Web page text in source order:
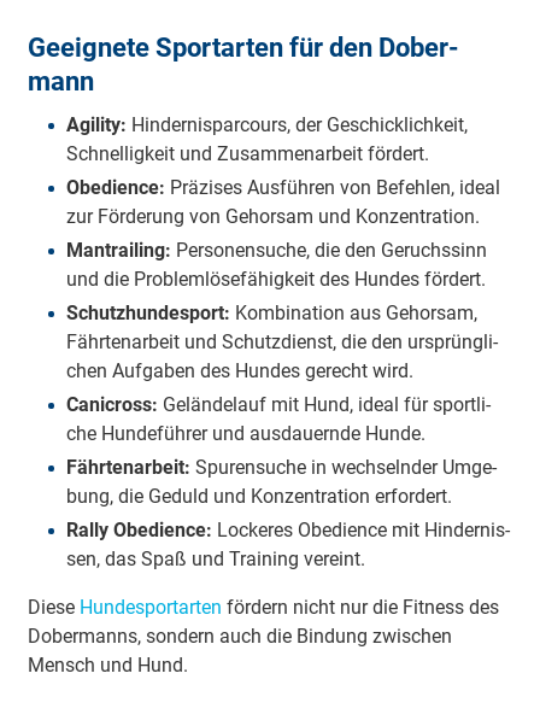
Ge­eig­ne­te Sport­ar­ten für den Do­ber­
mann
Agility: Hin­der­nis­par­cours, der Ge­schick­lich­keit,
Schnell­ig­keit und Zu­sam­men­ar­beit för­dert.
Obedience: Prä­zi­ses Aus­füh­ren von Be­feh­len, idea­l
zur För­de­rung von Ge­hor­sam und Kon­zen­tra­tion.
Mantrailing: Per­so­nen­su­che, die den Ge­ruchs­sinn
und die Pro­blem­lös­e­fä­hig­keit des Hun­des för­dert.
Schutzhundesport: Kom­bi­na­tion aus Ge­hor­sam,
Fähr­ten­ar­beit und Schutz­dienst, die den ur­sprüng­li­
chen Auf­ga­ben des Hun­des ge­recht wird.
Canicross: Ge­län­de­lauf mit Hund, idea­l für sport­li­
che Hun­de­füh­rer und aus­dauer­n­de Hun­de.
Fährtenarbeit: Spuren­suche in wech­seln­der Um­ge­
bung, die Ge­duld und Kon­zen­tra­tion er­for­dert.
Rally Obedience: Lo­cke­res Obedience mit Hin­der­nis­
sen, das Spaß und Trai­ning ver­eint.
Die­se Hundesportarten för­dern nicht nur die Fit­ness des
Do­ber­manns, son­dern auch die Bin­dung zwi­schen
Mensch und Hund.